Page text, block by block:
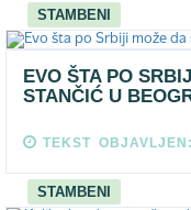
STAMBENI
EVO ŠTA PO
STANČIĆ U
TEKST
STAMBENI